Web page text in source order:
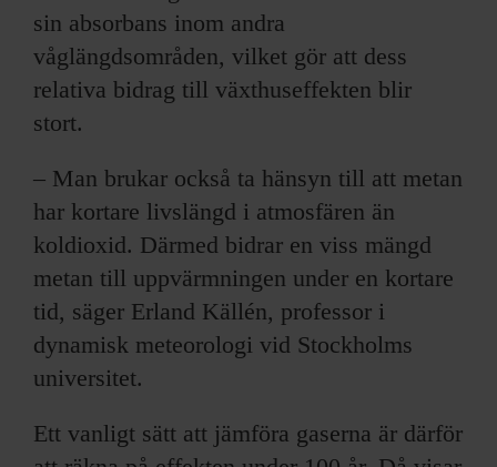
sin absorbans inom andra
våglängdsområden, vilket gör att dess
relativa bidrag till växthuseffekten blir
stort.
– Man brukar också ta hänsyn till att metan
har kortare livslängd i atmo­sfären än
koldioxid. Därmed bidrar en viss mängd
metan till uppvärmningen under en kortare
tid, säger Erland Källén, professor i
dynamisk meteorologi vid Stockholms
universitet.
Ett vanligt sätt att jämföra gaserna är därför